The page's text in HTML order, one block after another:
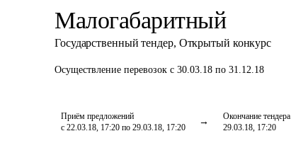
Малогабаритный
Государственный тендер, Открытый конкурс
Осуществление перевозок с 30.03.18 по 31.12.18
Приём предложений
с 22.03.18, 17:20 по 29.03.18, 17:20
Окончание тендера
29.03.18, 17:20